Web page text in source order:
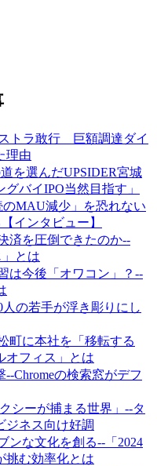
トラ敢行 巨額調達ダイ
理由
を選んだUPSIDER宮城
バイIPO当然目指す」
のMAU減少」を恐れない
インタビュー】
済を圧倒できたのか--
」とは
は今後「オワコン」？--
の若手が浮き彫りにし
町に本社を「移転する
オフィス」とは
--Chromeの検索窓がデフ
シーが捕まる世界」--タ
ジネス向け好調
ンな文化を創る--「2024
挑む効率化とは